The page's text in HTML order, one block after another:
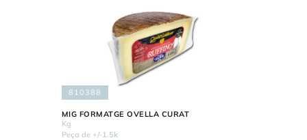
810388
MIG FORMATGE OVELLA CURAT
Kg
Peça de +/-1.5k